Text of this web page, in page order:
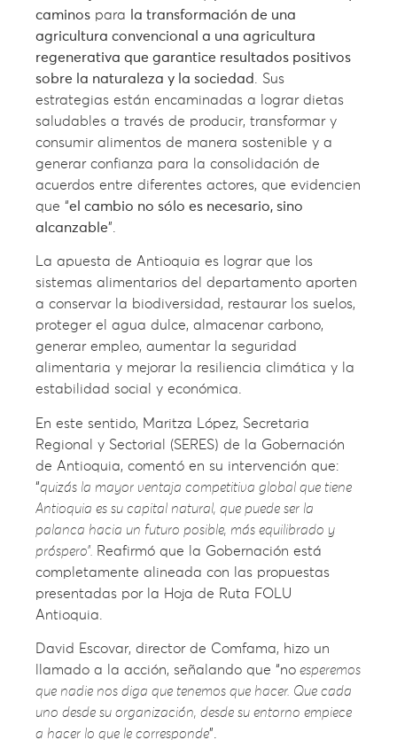
caminos para
la transformación de una
agricultura convencional a una agricultura
regenerativa que garantice resultados positivos
sobre la naturaleza y la sociedad
. Sus
estrategias están encaminadas a lograr dietas
saludables a través de producir, transformar y
consumir alimentos de manera sostenible y a
generar confianza para la consolidación de
acuerdos entre diferentes actores, que evidencien
que “el cambio no sólo es necesario, sino
alcanzable”.
La apuesta de Antioquia es lograr que los
sistemas alimentarios del departamento aporten
a conservar la biodiversidad, restaurar los suelos,
proteger el agua dulce, almacenar carbono,
generar empleo, aumentar la seguridad
alimentaria y mejorar la resiliencia climática y la
estabilidad social y económica.
En este sentido, Maritza López, Secretaria
Regional y Sectorial (SERES) de la Gobernación
de Antioquia, comentó en su intervención que:
“quizás la mayor ventaja competitiva global que tiene
Antioquia es su capital natural, que puede ser la
palanca hacia un futuro posible, más equilibrado y
próspero”. Reafirmó que la Gobernación está
completamente alineada con las propuestas
presentadas por la Hoja de Ruta FOLU
Antioquia.
David Escovar, director de Comfama, hizo un
llamado a la acción, señalando que “no esperemos
que nadie nos diga que tenemos que hacer. Que cada
uno desde su organización, desde su entorno empiece
a hacer lo que le corresponde”.